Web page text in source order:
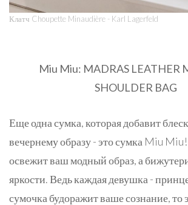
Клатч Choupette Minaudière - Karl Lagerfeld
Miu Miu: MADRAS LEATHER
SHOULDER BAG
Еще одна сумка, которая добавит
вечернему образу - это сумка Miu
освежит ваш модный образ, а
яркости. Ведь каждая девушка -
сумочка будоражит ваше сознание, то